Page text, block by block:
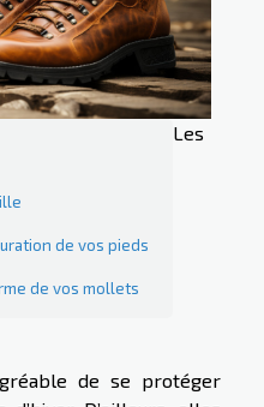
de vos pieds
de vos mollets
Les
de se protéger